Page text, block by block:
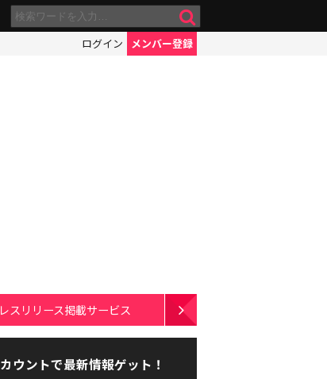
ログイン メンバー登録
スリリース掲載サービス
ウントで最新情報ゲット！